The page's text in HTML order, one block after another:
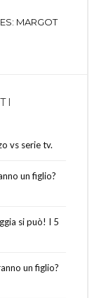
MARGOT
vs serie tv.
un figlio?
si può! I 5
un figlio?